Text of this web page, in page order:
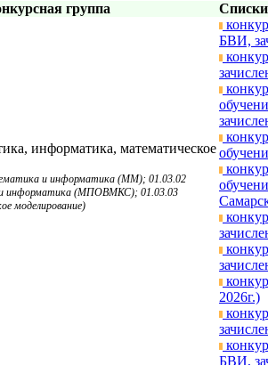
группа
информатика, математическое
и информатика (ММ); 01.03.02
информатика (МПОВМКС); 01.03.03
моделирование)
БВИ,
2026г.)
БВИ,